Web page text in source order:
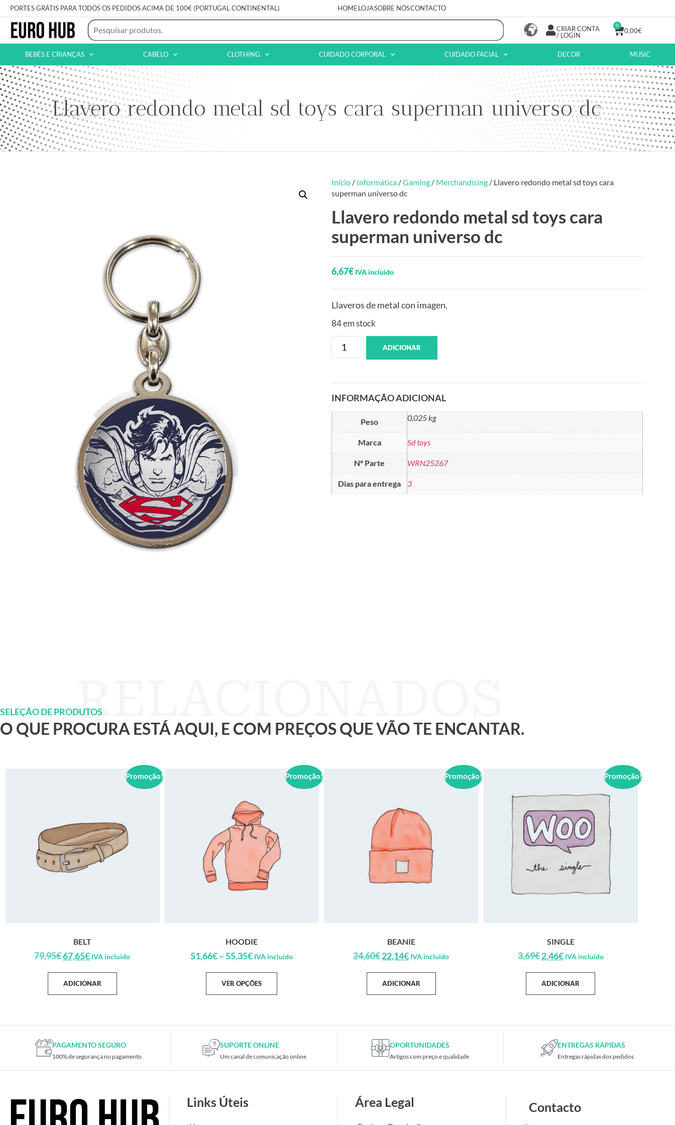
PORTES GRÁTIS PARA TODOS OS PEDIDOS ACIMA DE 100€ (PORTUGAL CONTINENTAL) HOMELOJASOBRE NÓSCONTACTO
CRIAR CONTA
/ LOGIN
0,00€
0
BEBÉS E CRIANÇAS CABELO CLOTHING CUIDADO CORPORAL CUIDADO FACIAL DECOR MUSIC
Llavero redondo metal sd toys cara superman universo dc
Início / Informática /Gaming / Merchandising / Llavero redondo metal sd toys cara
superman universo dc
Llavero redondo metal sd toys cara
superman universo dc
6,67€ IVA incluido
Llaveros de metal con imagen.
84 em stock
ADICIONAR
INFORMAÇÃO ADICIONAL
Peso 0,025 kg
Marca Sd toys
Nº Parte WRN25267
Dias para entrega 3
SELEÇÃO DE PRODUTOS
O QUE PROCURA ESTÁ AQUI, E COM PREÇOS QUE VÃO TE ENCANTAR.
Promoção!
BELT
79,95€67,65€ IVA incluido
ADICIONAR
Promoção!
HOODIE
51,66€– 55,35€ IVA incluido
VER OPÇÕES
Promoção!
BEANIE
24,60€22,14€ IVA incluido
ADICIONAR
Promoção!
SINGLE
3,69€2,46€ IVA incluido
ADICIONAR
PAGAMENTO SEGURO
100% de segurança no pagamento
SUPORTE ONLINE
Um canal de comunicação online
OPORTUNIDADES
Artigos com preço e qualidade
ENTREGAS RÁPIDAS
Entregas rápidas dos pedidos
Links Úteis Área Legal Contacto